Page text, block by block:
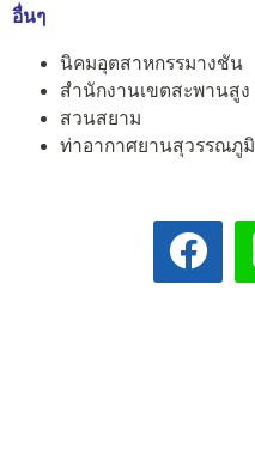
อื่นๆ
นิคมอุตสาหกรรมางชัน
สำนักงานเขตสะพานสูง
สวนสยาม
ท่าอากาศยานสุวรรณภูมิ